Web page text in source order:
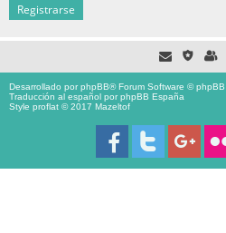
Registrarse
Desarrollado porphpBB® Forum Software © phpBB
Traducción al español porphpBB España
Style proflat © 2017 Mazeltof